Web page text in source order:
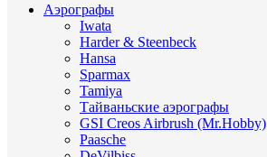
Аэрографы
Iwata
Harder & Steenbeck
Hansa
Sparmax
Tamiya
Тайваньские аэрографы
GSI Creos Airbrush (Mr.Hobby)
Paasche